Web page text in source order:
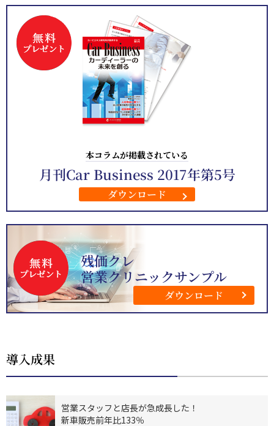
本コラムが掲載されている
月刊Car Business 2017年第5号
ダウンロード
残価クレ
営業クリニックサンプル
ダウンロード
導入成果
営業スタッフと店長が急成長した！
新車販売前年比133％